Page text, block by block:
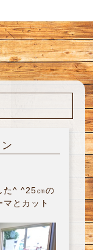
た^ ^25㎝の
とカット